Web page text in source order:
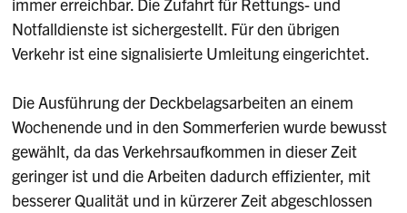
immer erreichbar. Die Zufahrt für Rettungs- und
Notfalldienste ist sichergestellt. Für den übrigen
Verkehr ist eine signalisierte Umleitung eingerichtet.
Die Ausführung der Deckbelagsarbeiten an einem
Wochenende und in den Sommerferien wurde bewusst
gewählt, da das Verkehrsaufkommen in dieser Zeit
geringer ist und die Arbeiten dadurch effizienter, mit
besserer Qualität und in kürzerer Zeit abgeschlossen